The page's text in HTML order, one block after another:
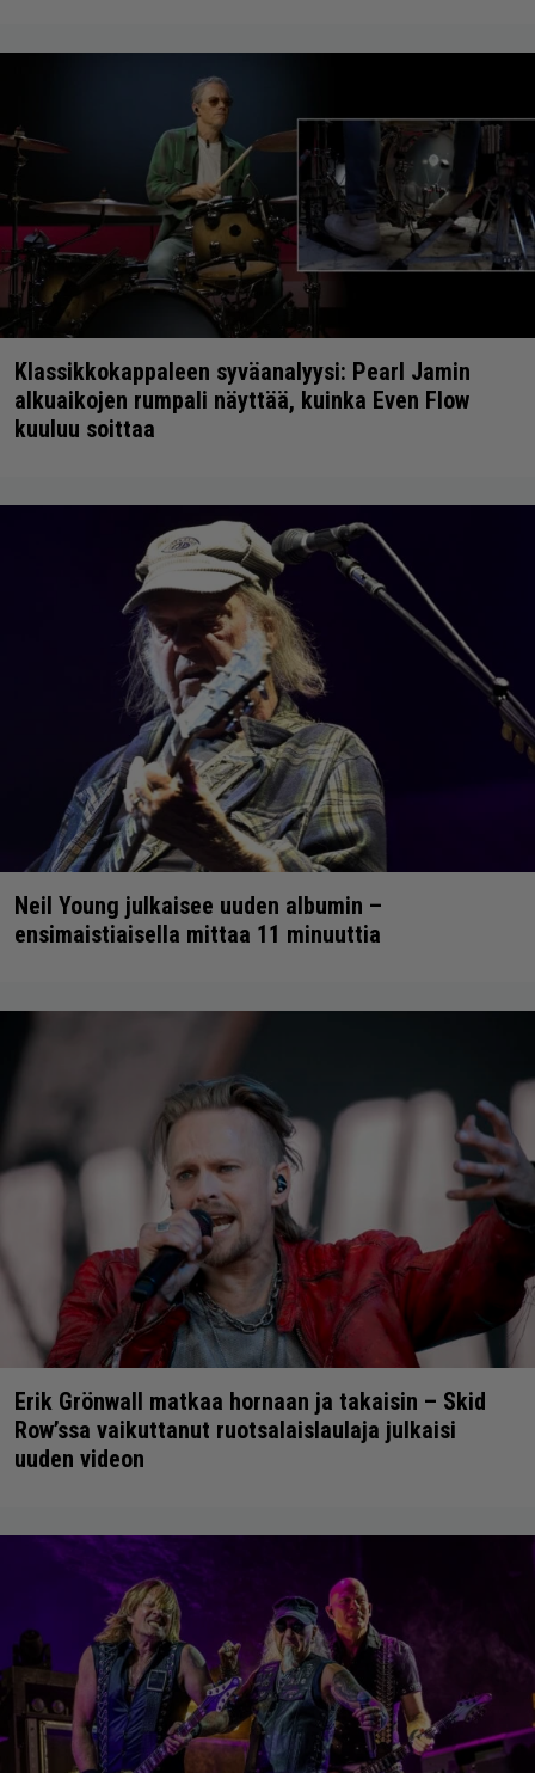
Klassikkokappaleen syväanalyysi: Pearl Jamin
alkuaikojen rumpali näyttää, kuinka Even Flow
kuuluu soittaa
Neil Young julkaisee uuden albumin –
ensimaistiaisella mittaa 11 minuuttia
Erik Grönwall matkaa hornaan ja takaisin – Skid
Row’ssa vaikuttanut ruotsalaislaulaja julkaisi
uuden videon